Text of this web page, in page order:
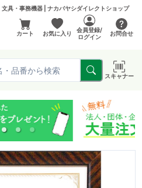
具・事務機器 | ナカバヤシダイレクトショップ
カート お気に入り
会員登録/
ログイン
お問合せ
スキャナー